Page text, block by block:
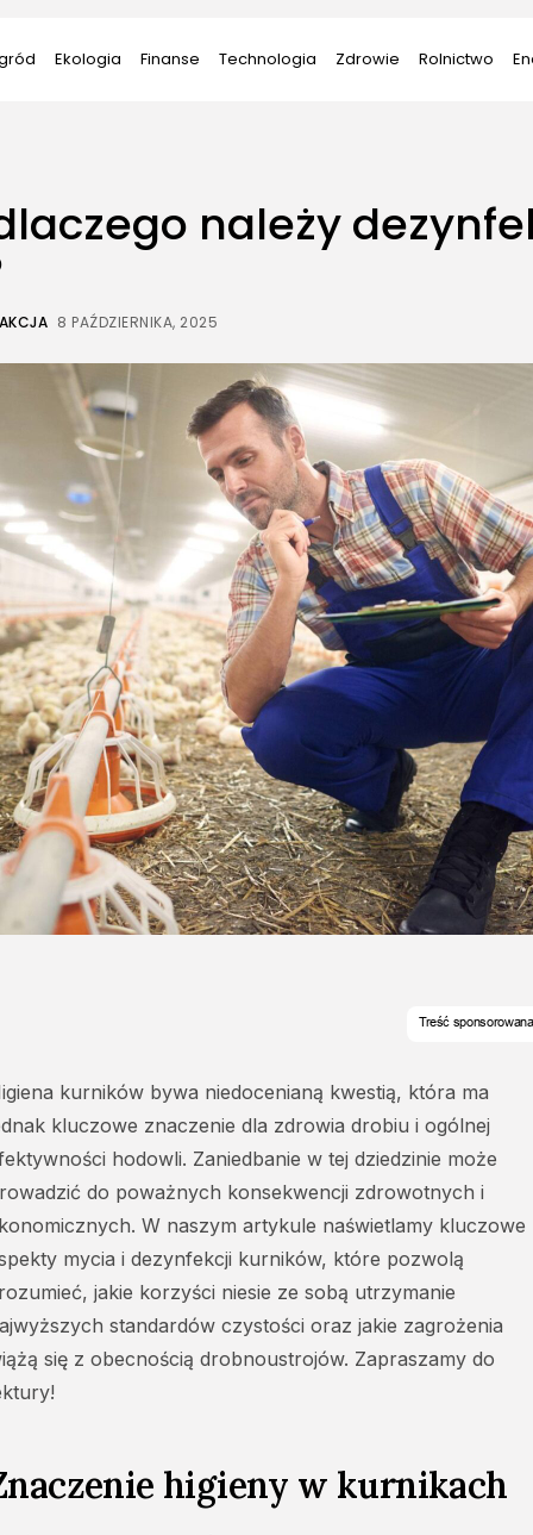
Ekologia Finanse Technologia Zdrowie Rolnictwo
należy
8 PAŹDZIERNIKA, 2025
kurników bywa niedocenianą kwestią, która ma
kluczowe znaczenie dla zdrowia drobiu i ogólnej
hodowli. Zaniedbanie w tej dziedzinie może
do poważnych konsekwencji zdrowotnych i
W naszym artykule naświetlamy kluczowe
mycia i dezynfekcji kurników, które pozwolą
jakie korzyści niesie ze sobą utrzymanie
standardów czystości oraz jakie zagrożenia
się z obecnością drobnoustrojów. Zapraszamy do
higieny w kurnikach